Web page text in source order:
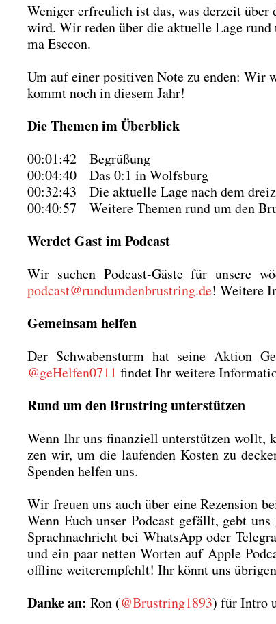
Weni­ger erfreu­lich ist das, was der­zeit über
wird. Wir reden über die aktu­el­le Lage
ma Ese­con.
Um auf einer posi­ti­ven Note zu enden: Wir
kommt noch in die­sem Jahr!
Die The­men im Über­blick
00:01:42 Begrü­ßung
00:04:40 Das 0:1 in Wolfs­burg
00:32:43 Die aktu­el­le Lage nach dem
00:40:57 Wei­te­re The­men rund um den
Wer­det Gast im Pod­cast
Wir suchen Pod­cast-Gäs­te für unse­re
podcast@rundumdenbrustring.de! Wei­te­re
Gemein­sam hel­fen
Der Schwa­ben­sturm hat sei­ne Akti­on
@geHelfen0711 fin­det Ihr wei­te­re
Rund um den Brust­ring unter­stüt­zen
Wenn Ihr uns finan­zi­ell unter­stüt­zen wollt,
zen wir, um die lau­fen­den Kos­ten zu
Spen­den hel­fen uns.
Wir freu­en uns auch über eine Rezen­si­on
Wenn Euch unser Pod­cast gefällt, gebt
Sprach­nach­richt bei Whats­App oder
und ein paar net­ten Wor­ten auf Apple
off­line wei­ter­emp­fehlt! Ihr könnt uns
Dan­ke an: Ron (@Brustring1893) für Intro